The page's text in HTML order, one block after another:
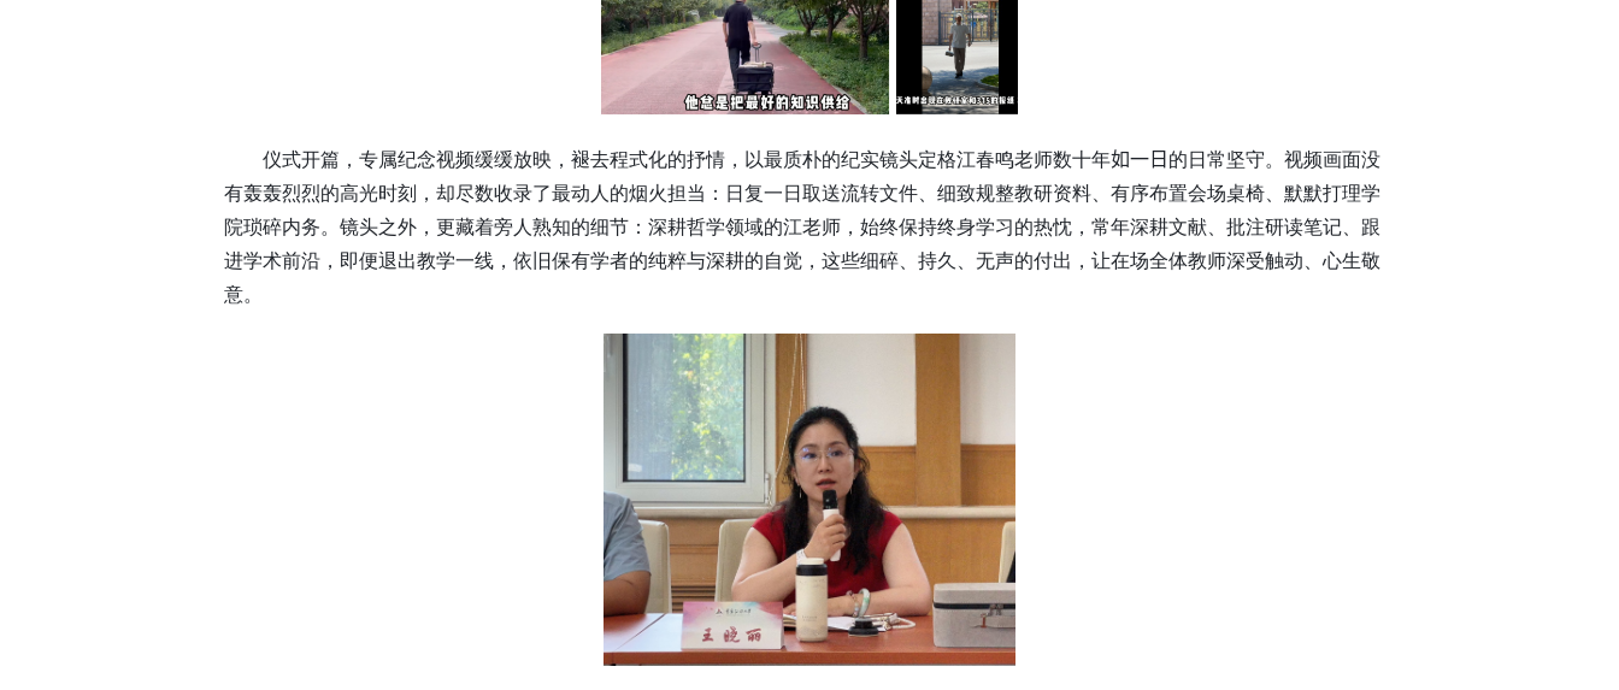
仪式开篇，专属纪念视频缓缓放映，褪去程式化的抒情，以最质朴的纪实镜头定格江春鸣老师数十年如一日 的日常坚守。视频画面没
有轰轰烈烈的高光时刻，却尽数收录了最动人的烟火担当：日复一日取送流转文件、细致规整教研资料、有序布置会场桌椅、默默打理学
院琐碎内务。镜头之外，更藏着旁人熟知的细节：深耕哲学领域的江老师，始终保持终身学习的热忱，常年深耕文献、批注研读笔记、跟
进学术前沿，即便退出教学一线，依旧保有学者的纯粹与深耕的自觉，这些细碎、持久、无声的付出，让在场全体教师深受触动、心生敬
意。